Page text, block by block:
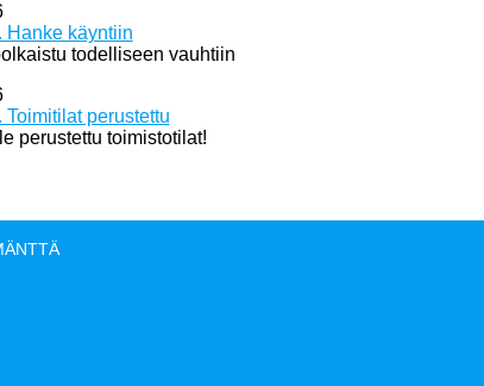
Hanke käyntiin
todelliseen vauhtiin
Toimitilat perustettu
perustettu toimistotilat!